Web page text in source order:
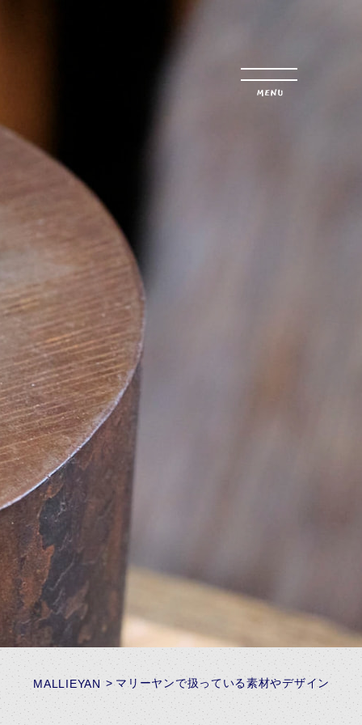
MALLIEYAN マリーヤンで扱っている素材やデザイン